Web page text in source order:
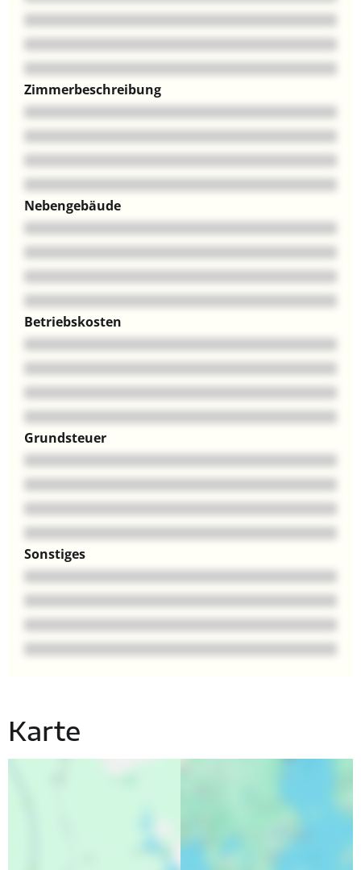
Zimmerbeschreibung
Nebengebäude
Betriebskosten
Grundsteuer
Sonstiges
Karte